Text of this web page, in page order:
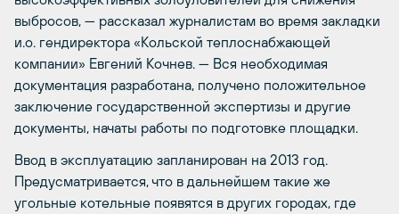
выбросов, — рассказал журналистам во время закладки
и.о. гендиректора «Кольской теплоснабжающей
компании» Евгений Кочнев. — Вся необходимая
документация разработана, получено положительное
заключение государственной экспертизы и другие
документы, начаты работы по подготовке площадки.
Ввод в эксплуатацию запланирован на 2013 год.
Предусматривается, что в дальнейшем такие же
угольные котельные появятся в других городах, где